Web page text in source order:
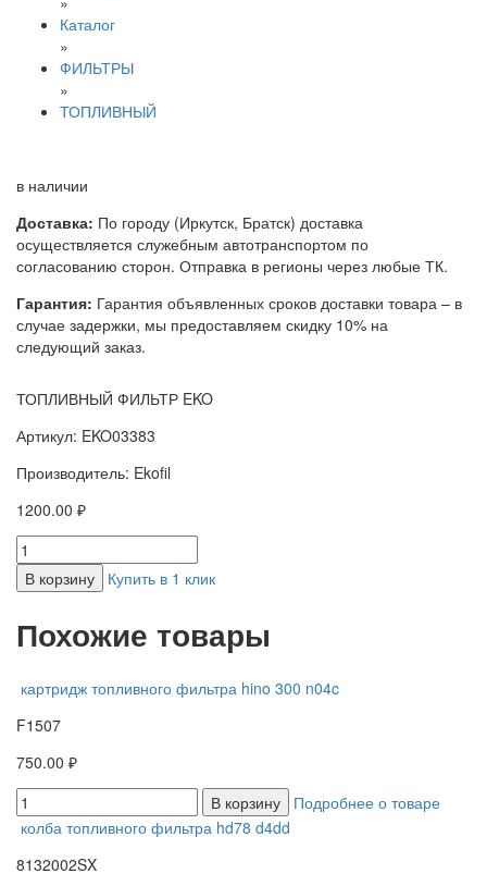
Каталог
»
ФИЛЬТРЫ
»
ТОПЛИВНЫЙ
в наличии
Доставка: По городу (Иркутск, Братск) доставка
осуществляется служебным автотранспортом по
согласованию сторон. Отправка в регионы через любые ТК.
Гарантия: Гарантия объявленных сроков доставки товара – в
случае задержки, мы предоставляем скидку 10% на
следующий заказ.
ТОПЛИВНЫЙ ФИЛЬТР EKO
Артикул: EKO03383
Производитель: Ekofil
1200.00 ₽
В корзину Купить в 1 клик
Похожие товары
картридж топливного фильтра hino 300 n04c
F1507
750.00 ₽
В корзину
Подробнее о товаре
колба топливного фильтра hd78 d4dd
8132002SX